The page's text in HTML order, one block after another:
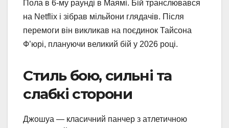
Пола в 6-му раунді в Маямі. Бій транслювався
на Netflix і зібрав мільйони глядачів. Після
перемоги він викликав на поєдинок Тайсона
Ф’юрі, плануючи великий бій у 2026 році.
Стиль бою, сильні та
слабкі сторони
Джошуа — класичний панчер з атлетичною